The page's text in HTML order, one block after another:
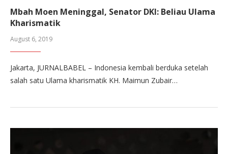
Mbah Moen Meninggal, Senator DKI: Beliau Ulama
Kharismatik
August 6, 2019
Jakarta, JURNALBABEL – Indonesia kembali berduka setelah
salah satu Ulama kharismatik KH. Maimun Zubair…